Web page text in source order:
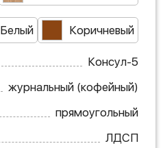
Белый Коричневый
Консул-5
журнальный (кофейный)
прямоугольный
ЛДСП